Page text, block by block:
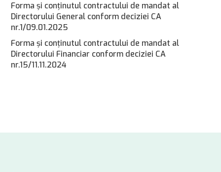
Forma şi conţinutul contractului de mandat al
Directorului General conform deciziei CA
nr.1/09.01.2025
Forma şi conţinutul contractului de mandat al
Directorului Financiar conform deciziei CA
nr.15/11.11.2024